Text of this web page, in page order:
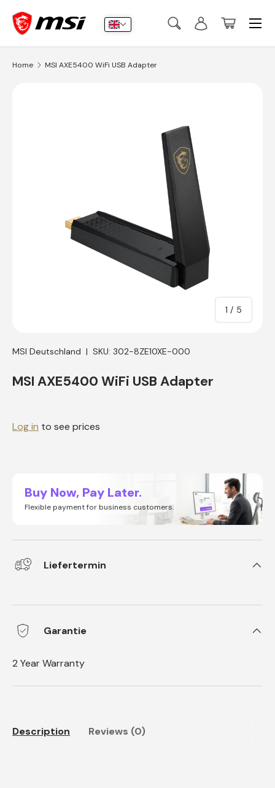
Skip to content
Search
SearchLog inBasket
Menu
Home MSI AXE5400 WiFi USB Adapter
1 / of
5
MSI Deutschland | SKU: 302-8ZE10XE-000
MSI AXE5400 WiFi USB Adapter
Log in to see prices
Buy Now, Pay Later.
Flexible payment for business customers.
Liefertermin
Garantie
2 Year Warranty
Description Reviews (0)